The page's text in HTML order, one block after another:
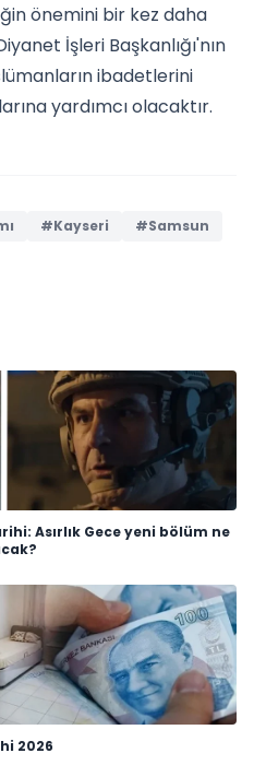
önemini bir kez daha
İşleri Başkanlığı'nın
ibadetlerini
yardımcı olacaktır.
#Kayseri #Samsun
Asırlık Gece yeni bölüm ne
2026